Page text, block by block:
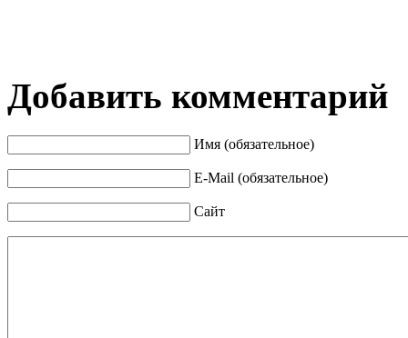
Добавить комментарий
Имя (обязательное)
E-Mail (обязательное)
Сайт